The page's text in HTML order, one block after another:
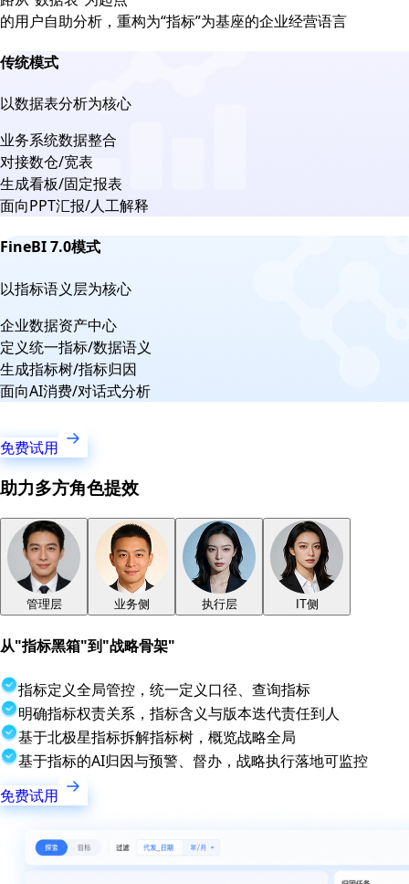
的用户自助分析，重构为“指标”为基座的企业经营语言
传统模式
以数据表分析为核心
业务系统数据整合
对接数仓/宽表
生成看板/固定报表
面向PPT汇报/人工解释
FineBI 7.0模式
以指标语义层为核心
企业数据资产中心
定义统一指标/数据语义
生成指标树/指标归因
面向AI消费/对话式分析
免费试用
助力多方角色提效
管理层 业务侧 执行层 IT侧
从"指标黑箱"到"战略骨架"
指标定义全局管控，统一定义口径、查询指标
明确指标权责关系，指标含义与版本迭代责任到人
基于北极星指标拆解指标树，概览战略全局
基于指标的AI归因与预警、督办，战略执行落地可监控
免费试用